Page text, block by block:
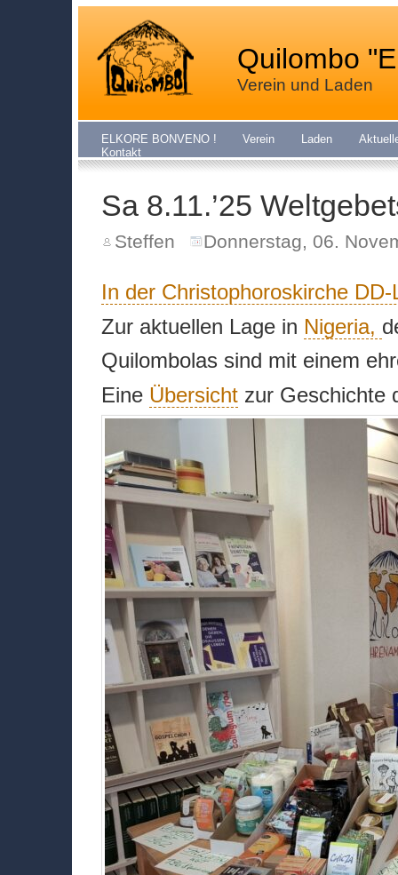
Quilombo
Verein und Laden
ELKORE BONVENO ! Verein Laden
Kontakt
Sa 8.11.’25
Steffen Donnerstag, 06.
In der Christophoroskirche DD-
Zur aktuellen Lage in Nigeria,
Quilombolas sind mit einem
Eine Übersichtzur Geschichte